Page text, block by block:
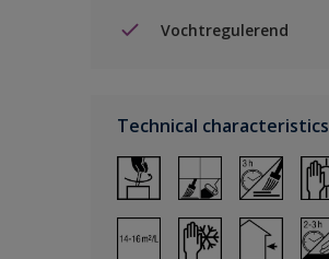
Vochtregulerend
Technical characteristics